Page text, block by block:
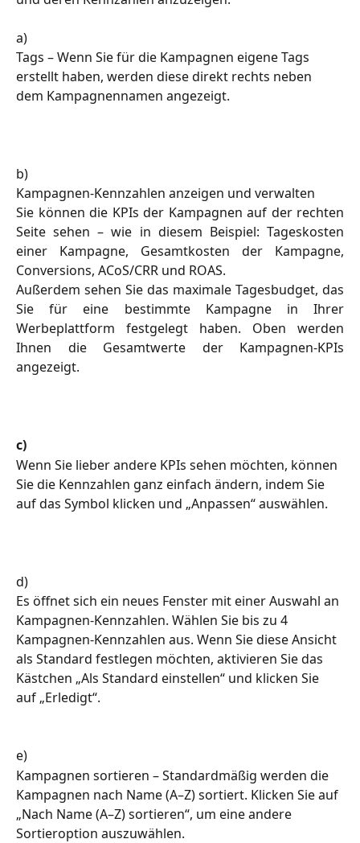
a)
Tags – Wenn Sie für die Kampagnen eigene Tags
erstellt haben, werden diese direkt rechts neben
dem Kampagnennamen angezeigt.
b)
Kampagnen-Kennzahlen anzeigen und verwalten
Sie können die KPIs der Kampagnen auf der rechten
Seite sehen – wie in diesem Beispiel: Tageskosten
einer Kampagne, Gesamtkosten der Kampagne,
Conversions, ACoS/CRR und ROAS.
Außerdem sehen Sie das maximale Tagesbudget, das
Sie für eine bestimmte Kampagne in Ihrer
Werbeplattform festgelegt haben. Oben werden
Ihnen die Gesamtwerte der Kampagnen-KPIs
angezeigt.
c)
Wenn Sie lieber andere KPIs sehen möchten, können
Sie die Kennzahlen ganz einfach ändern, indem Sie
auf das Symbol klicken und „Anpassen“ auswählen.
d)
Es öffnet sich ein neues Fenster mit einer Auswahl an
Kampagnen-Kennzahlen. Wählen Sie bis zu 4
Kampagnen-Kennzahlen aus. Wenn Sie diese Ansicht
als Standard festlegen möchten, aktivieren Sie das
Kästchen „Als Standard einstellen“ und klicken Sie
auf „Erledigt“.
e)
Kampagnen sortieren – Standardmäßig werden die
Kampagnen nach Name (A–Z) sortiert. Klicken Sie auf
„Nach Name (A–Z) sortieren“, um eine andere
Sortieroption auszuwählen.